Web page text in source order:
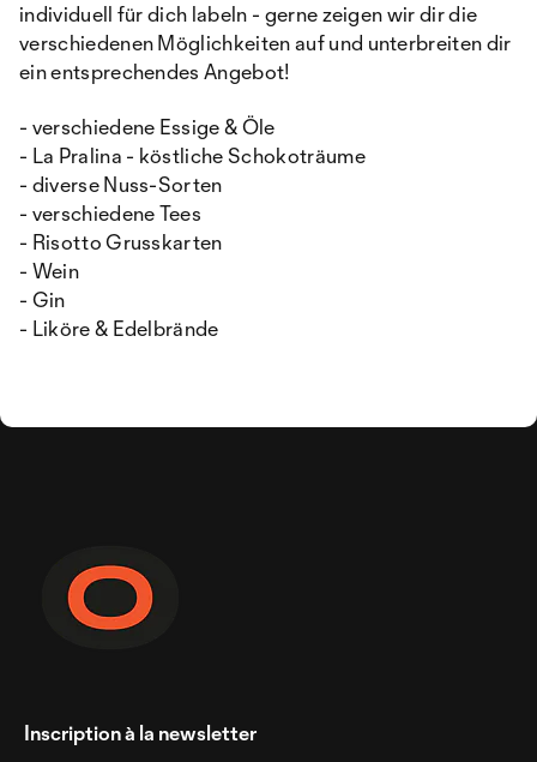
individuell für dich labeln - gerne zeigen wir dir die
verschiedenen Möglichkeiten auf und unterbreiten dir
ein entsprechendes Angebot!
- verschiedene Essige & Öle
- La Pralina - köstliche Schokoträume
- diverse Nuss-Sorten
- verschiedene Tees
- Risotto Grusskarten
- Wein
- Gin
- Liköre & Edelbrände
Inscription à la newsletter